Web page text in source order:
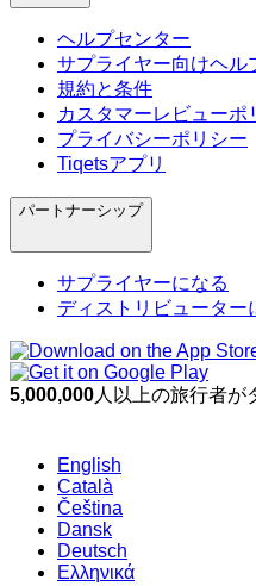
ヘルプセンター
サプライヤー向けヘル
規約と条件
カスタマーレビューポ
プライバシーポリシー
Tiqetsアプリ
パートナーシップ
サプライヤーになる
ディストリビューター
5,000,000人以上の旅行者が
English
Català
Čeština
Dansk
Deutsch
Ελληνικά